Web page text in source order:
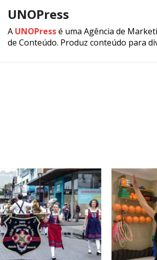
UNOPress
A UNOPressé uma Agência de
de Conteúdo. Produz conteúdo para